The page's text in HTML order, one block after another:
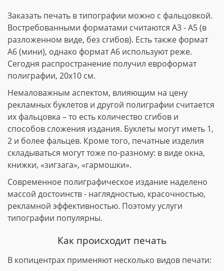
Заказать печать в типографии можно с фальцовкой.
Востребованными форматами считаются А3 - А5 (в
разложенном виде, без сгибов). Есть также формат
А6 (мини), однако формат А6 используют реже.
Сегодня распространение получил евроформат
полиграфии, 20х10 см.
Немаловажным аспектом, влияющим на цену
рекламных буклетов и другой полиграфии считается
их фальцовка – то есть количество сгибов и
способов сложения издания. Буклеты могут иметь 1,
2 и более фальцев. Кроме того, печатные изделия
складываться могут тоже по-разному: в виде окна,
книжки, «зигзага», «гармошки».
Современное полиграфическое издание наделено
массой достоинств - наглядностью, красочностью,
рекламной эффективностью. Поэтому услуги
типографии популярны.
Как происходит печать
В копицентрах применяют несколько видов печати: